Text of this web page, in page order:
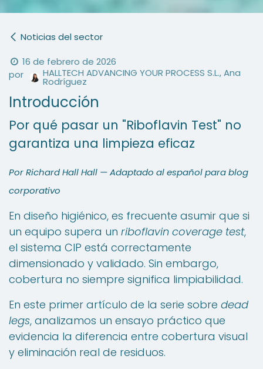
Noticias del sector
16 de febrero de 2026
por
HALLTECH ADVANCING YOUR PROCESS S.L., Ana
Rodríguez
Introducción
Por qué pasar un "Riboflavin Test" no
garantiza una limpieza eficaz
Por Richard Hall Hall — Adaptado al español para blog
corporativo
En diseño higiénico, es frecuente asumir que si
un equipo supera un riboflavin coverage test,
el sistema CIP está correctamente
dimensionado y validado. Sin embargo,
cobertura no siempre significa limpiabilidad.
En este primer artículo de la serie sobre dead
legs, analizamos un ensayo práctico que
evidencia la diferencia entre cobertura visual
y eliminación real de residuos.